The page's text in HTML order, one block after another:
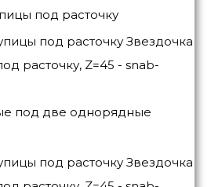
под расточку
под две однорядные